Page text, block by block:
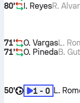
80'
I. ReyesR.
71'
O. VargasL.
71'
O. PinedaB.
50'
1 - 0 L.